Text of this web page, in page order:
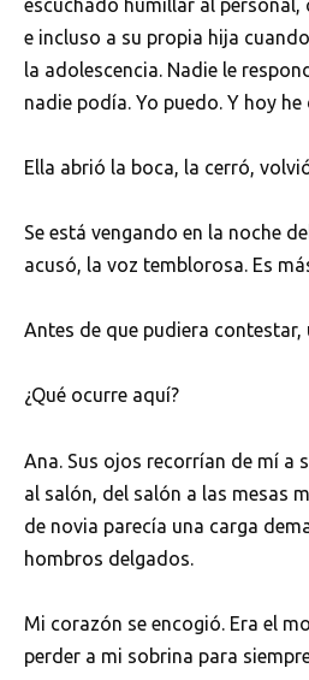
escuchado humillar al personal,
e incluso a su propia hija
la adolescencia. Nadie le
nadie podía. Yo puedo. Y hoy
Ella abrió la boca, la cerró,
Se está vengando en la noche
acusó, la voz temblorosa. Es
Antes de que pudiera
¿Qué ocurre aquí?
Ana. Sus ojos recorrían de mí a
al salón, del salón a las mesas
de novia parecía una carga
hombros delgados.
Mi corazón se encogió. Era el
perder a mi sobrina para